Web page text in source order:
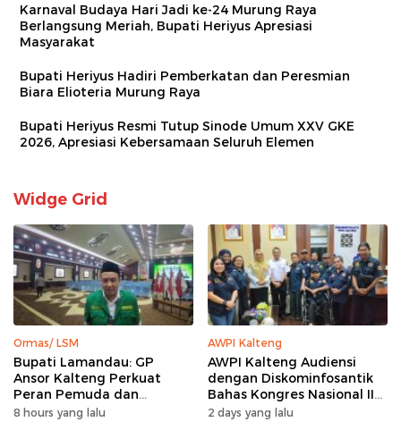
Karnaval Budaya Hari Jadi ke-24 Murung Raya
Berlangsung Meriah, Bupati Heriyus Apresiasi
Masyarakat
Bupati Heriyus Hadiri Pemberkatan dan Peresmian
Biara Elioteria Murung Raya
Bupati Heriyus Resmi Tutup Sinode Umum XXV GKE
2026, Apresiasi Kebersamaan Seluruh Elemen
Widge Grid
Ormas/ LSM
Bupati Lamandau: GP
Ansor Kalteng Perkuat
Peran Pemuda dan
Penanganan Karhutla
8 hours yang lalu
AWPI Kalteng
AWPI Kalteng Audiensi
dengan Diskominfosantik
Bahas Kongres Nasional II
AWPI
2 days yang lalu